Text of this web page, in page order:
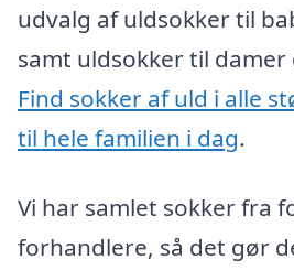
udvalg af uldsokker til
samt uldsokker til damer
Find sokker af uld i alle
til hele familien i dag.
Vi har samlet sokker fra
forhandlere, så det gør